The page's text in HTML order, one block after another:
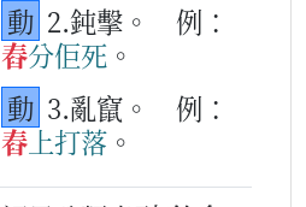
動 2.鈍擊。
例：
舂分佢死 。
動 3.亂竄。
例：
舂上打落 。